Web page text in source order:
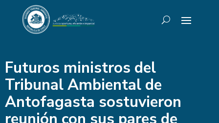
Futuros ministros del
Tribunal Ambiental de
Antofagasta sostuvieron